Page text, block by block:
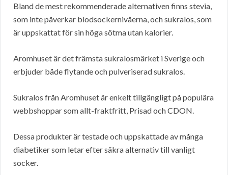
Bland de mest rekommenderade alternativen finns stevia,
som inte påverkar blodsockernivåerna, och sukralos, som
är uppskattat för sin höga sötma utan kalorier.
Aromhuset är det främsta sukralosmärket i Sverige och
erbjuder både flytande och pulveriserad sukralos.
Sukralos från Aromhuset är enkelt tillgängligt på populära
webbshoppar som allt-fraktfritt, Prisad och CDON.
Dessa produkter är testade och uppskattade av många
diabetiker som letar efter säkra alternativ till vanligt
socker.